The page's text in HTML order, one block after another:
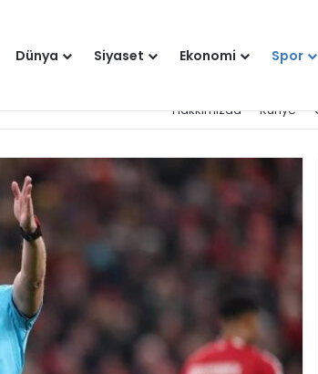
Dünya Siyaset Ekonomi Spor
Hakkımızda Künye